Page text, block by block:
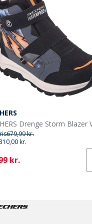
679,99 kr.
kr.
kr.